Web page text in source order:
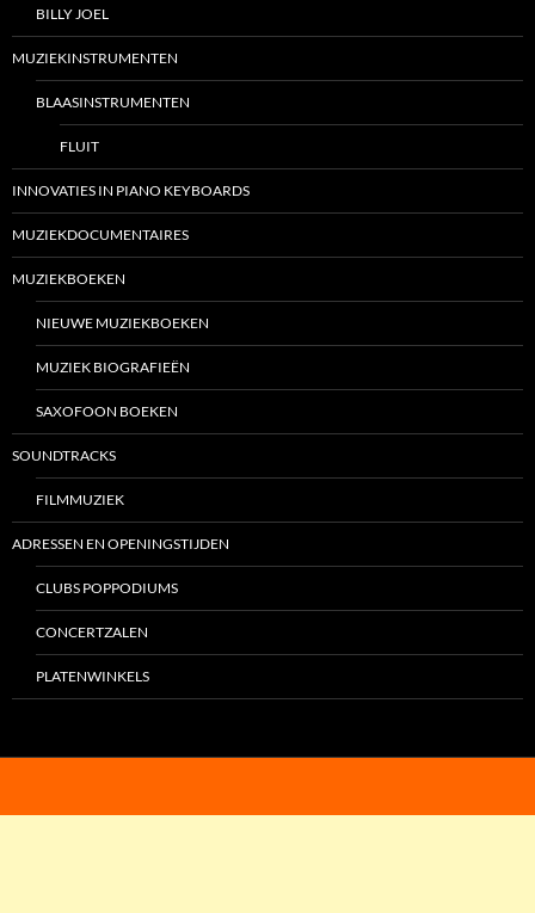
BILLY JOEL
MUZIEKINSTRUMENTEN
BLAASINSTRUMENTEN
FLUIT
INNOVATIES IN PIANO KEYBOARDS
MUZIEKDOCUMENTAIRES
MUZIEKBOEKEN
NIEUWE MUZIEKBOEKEN
MUZIEK BIOGRAFIEËN
SAXOFOON BOEKEN
SOUNDTRACKS
FILMMUZIEK
ADRESSEN EN OPENINGSTIJDEN
CLUBS POPPODIUMS
CONCERTZALEN
PLATENWINKELS